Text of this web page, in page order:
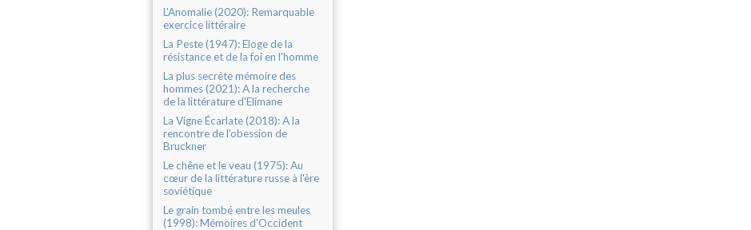
L'Anomalie (2020): Remarquable
exercice littéraire
La Peste (1947): Eloge de la
résistance et de la foi en l'homme
La plus secrète mémoire des
hommes (2021): A la recherche
de la littérature d'Elimane
La Vigne Écarlate (2018): A la
rencontre de l'obession de
Bruckner
Le chêne et le veau (1975): Au
cœur de la littérature russe à l'ère
soviétique
Le grain tombé entre les meules
(1998): Mémoires d'Occident